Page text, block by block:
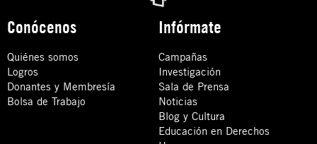
Conócenos
Quiénes somos
Logros
Donantes y Membresía
Bolsa de Trabajo
Infórmate
Campañas
Investigación
Sala de Prensa
Noticias
Blog y Cultura
Educación en Derechos